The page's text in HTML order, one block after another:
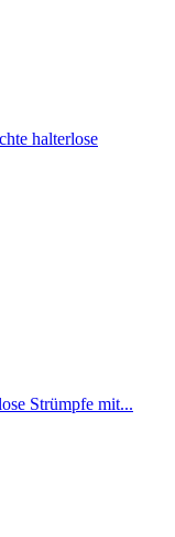
halterlose
Strümpfe mit...